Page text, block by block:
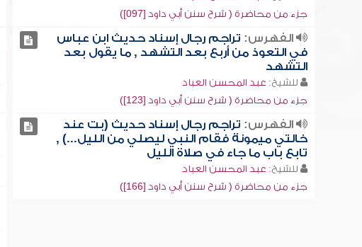
جزء من محاضرة ( شرح سنن أبي داود [097])
الفهرس: تراجم رجال إسناد حديث ابن عباس
في التعوذ من أربع بعد التشهد , ما يقول بعد
التشهد
للشيخ: عبد المحسن العباد
جزء من محاضرة ( شرح سنن أبي داود [123])
الفهرس: تراجم رجال إسناد حديث (بت عند
خالتي ميمونة فقام النبي ليصلي من الليل...) ,
تابع باب ما جاء في صلاة الليل
للشيخ: عبد المحسن العباد
جزء من محاضرة ( شرح سنن أبي داود [166])